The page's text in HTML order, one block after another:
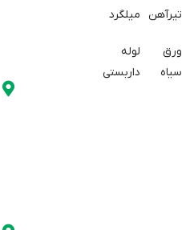
تیرآهن
ورق
سیاه
میلگرد
لوله
داربستی